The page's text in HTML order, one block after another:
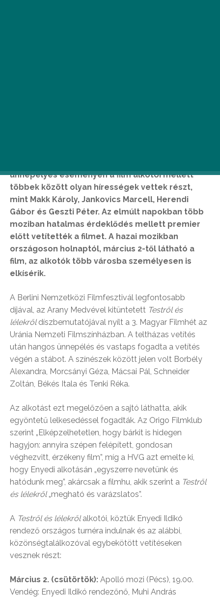
ünnepélyes eseményen a film alkotói mellett
többek között olyan hírességek vettek részt,
mint Makk Károly, Jankovics Marcell, Herendi
Gábor és Geszti Péter. Az elmúlt napokban több
moziban hatalmas érdeklődés mellett premier
előtt vetítették a filmet. A hazai mozikban
országoson holnaptól, március 2-től látható a
film, az alkotók több városba személyesen is
elkísérik.
A Berlini Nemzetközi Filmfesztivál legfontosabb
díjával, az Arany Medvével kitüntetett Testről és
lélekrőldíszbemutatójával nyílt a 3. Magyar Filmhét az
Uránia Nemzeti Filmszínházban. A teltházas vetítés
után hangos ünnepélés és vastaps fogadta a vetítés
végén a stábot. A színészek között jelen volt Borbély
Alexandra, Morcsányi Géza, Mácsai Pál, Schneider
Zoltán, Békés Itala és Tenki Réka.
Az alkotást ezt megelőzően a sajtó láthatta, akik
egyöntetű lelkesedéssel fogadták. Az Origo Filmklub
szerint „Elképzelhetetlen, hogy bárkit is hidegen
hagyjon: annyira szépen felépített, gondosan
véghezvitt, érzékeny film”, míg a HVG azt emelte ki,
hogy Enyedi alkotásán „egyszerre nevetünk és
hatódunk meg”, akárcsak a filmhu, akik szerint a Testről
és lélekről„megható és varázslatos”.
A Testről és lélekrőlalkotói, köztük Enyedi Ildikó
rendező országos turnéra indulnak és az alábbi,
közönségtalálkozóval egybekötött vetítéseken
vesznek részt:
Március 2. (csütörtök): Apolló mozi (Pécs), 19.00.
Vendég: Enyedi Ildikó rendezőnő, Muhi András